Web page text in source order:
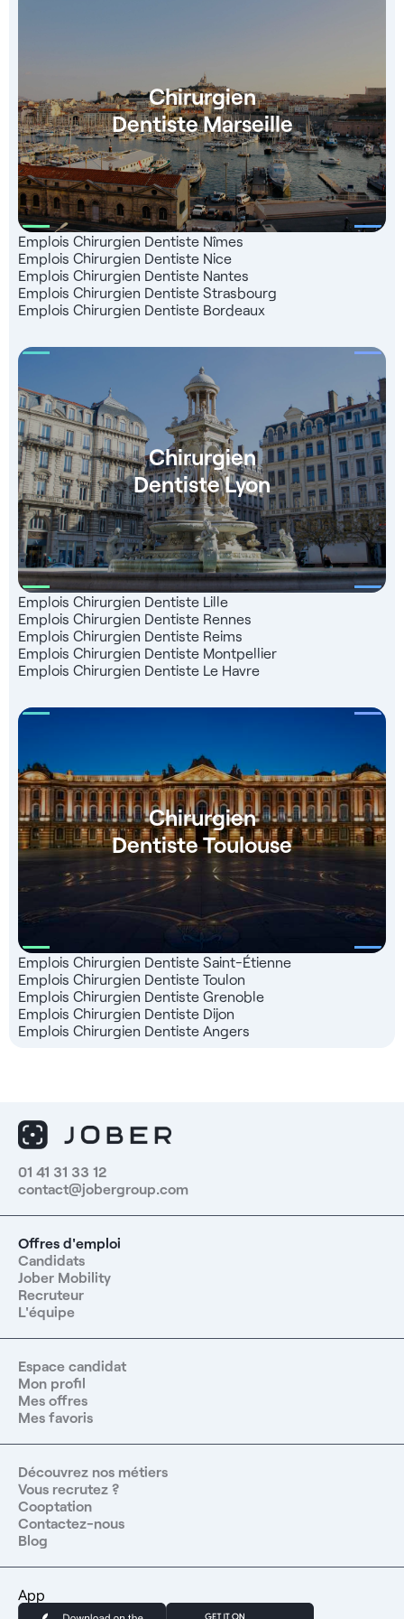
emploi dentiste sur toute la France sur JoberGroup. Salaire :
10 000,00€ à 25 000,00€ brut par moisContactez-nous au
: 06 67 76 60 76
Chirurgien
Dentiste Marseille
Emplois Chirurgien Dentiste Nîmes
Emplois Chirurgien Dentiste Nice
Emplois Chirurgien Dentiste Nantes
Emplois Chirurgien Dentiste Strasbourg
Emplois Chirurgien Dentiste Bordeaux
Chirurgien
Dentiste Lyon
Emplois Chirurgien Dentiste Lille
Emplois Chirurgien Dentiste Rennes
Emplois Chirurgien Dentiste Reims
Emplois Chirurgien Dentiste Montpellier
Emplois Chirurgien Dentiste Le Havre
Chirurgien
Dentiste Toulouse
Emplois Chirurgien Dentiste Saint-Étienne
Emplois Chirurgien Dentiste Toulon
Emplois Chirurgien Dentiste Grenoble
Emplois Chirurgien Dentiste Dijon
Emplois Chirurgien Dentiste Angers
01 41 31 33 12
contact@jobergroup.com
Offres d'emploi
Candidats
Jober Mobility
Recruteur
L'équipe
Espace candidat
Mon profil
Mes offres
Mes favoris
Découvrez nos métiers
Vous recrutez ?
Cooptation
Contactez-nous
Blog
App